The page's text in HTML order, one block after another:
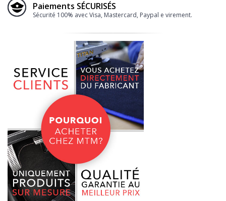
Paiements SÉCURISÉS
Sécurité 100% avec Visa, Mastercard, Paypal e virement.